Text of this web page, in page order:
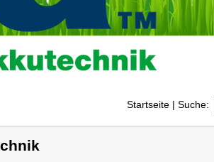
Startseite | Suche: